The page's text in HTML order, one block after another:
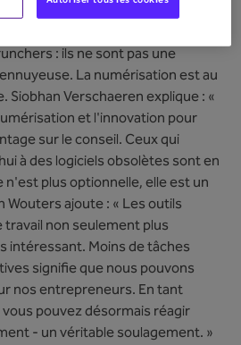
: ils ne sont pas une
La numérisation est au
Verschaeren explique : «
et l'innovation pour
sur le conseil. Ceux qui
à des logiciels obsolètes sont en
n'est plus optionnelle, elle est un
Wouters ajoute : « Les outils
non seulement plus
intéressant. Moins de tâches
signifie que nous pouvons
nos entrepreneurs. En tant
pouvez désormais réagir
- un véritable soulagement. »